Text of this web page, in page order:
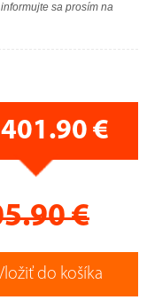
sa prosím na
401.90 €
€